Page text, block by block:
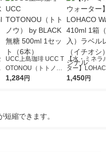
UCC上島珈琲 UCC T
OTONOU（トトノ
ウ） by BLACK無糖 5
1,284円
【水・ミネラ
ター】
r 410ml 1箱（
1,450円
縮できます。